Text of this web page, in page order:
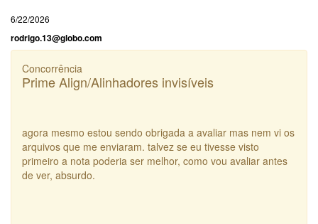
6/22/2026
rodrigo.13@globo.com
Concorrência
Prime Align/Alinhadores invisíveis
agora mesmo estou sendo obrigada a avaliar mas nem vi os
arquivos que me enviaram. talvez se eu tivesse visto
primeiro a nota poderia ser melhor, como vou avaliar antes
de ver, absurdo.